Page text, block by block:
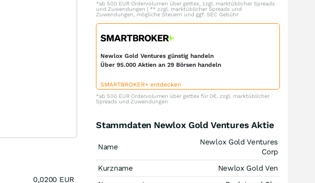
0,0200 EUR
*ab 500 EUR Ordervolumen über gettex, zzgl. marktüblicher Spreads
und Zuwendungen | ** zzgl. marktüblicher Spreads und
Zuwendungen, mögliche Steuern und ggf. SEC Gebühr
Newlox Gold Ventures günstig handeln
Über 95.000 Aktien an 29 Börsen handeln
SMARTBROKER+ entdecken
*ab 500 EUR Ordervolumen über gettex für 0€, zzgl. marktüblicher
Spreads und Zuwendungen
Stammdaten Newlox Gold Ventures Aktie
Name
Newlox Gold Ventures
Corp
Kurzname
Newlox Gold Ven